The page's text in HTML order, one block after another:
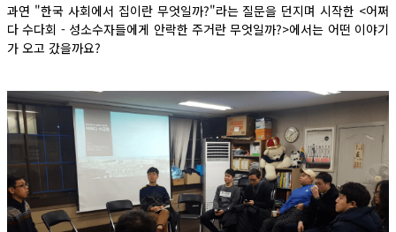
과연 "한국 사회에서 집이란 무엇일까?"라는 질문을 던지며 시작한 <어쩌
다 수다회 - 성소수자들에게 안락한 주거란 무엇일까?>에서는 어떤 이야기
가 오고 갔을까요?